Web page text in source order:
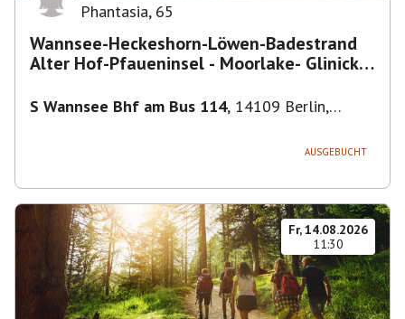
Phantasia, 65
Wannsee-Heckeshorn-Löwen-Badestrand
Alter Hof-Pfaueninsel - Moorlake- Glinicker
S Wannsee Bhf am Bus 114, 14109 Berlin,
AUSGEBUCHT
Fr, 14.08.2026
11:30